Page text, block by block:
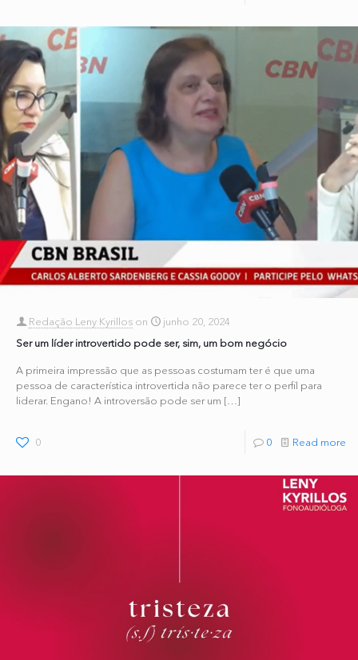
Redação Leny Kyrillos on
junho 20, 2024
Ser um líder introvertido pode ser, sim, um bom negócio
A primeira impressão que as pessoas costumam ter é que uma
pessoa de característica introvertida não parece ter o perfil para
liderar. Engano! A introversão pode ser um […]
0 0 Read more